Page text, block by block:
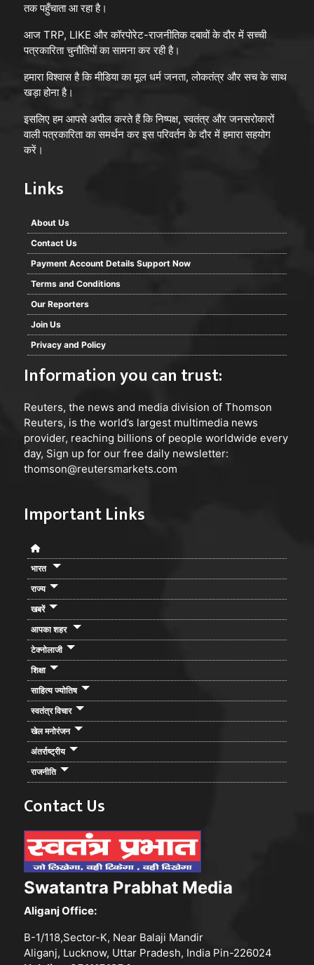
तक पहुँचाता आ रहा है।
आज TRP, LIKE और कॉरपोरेट-राजनीतिक दबावों के दौर में सच्ची
पत्रकारिता चुनौतियों का सामना कर रही है।
हमारा विश्वास है कि मीडिया का मूल धर्म जनता, लोकतंत्र और सच के साथ
खड़ा होना है।
इसलिए हम आपसे अपील करते हैं कि निष्पक्ष, स्वतंत्र और जनसरोकारों
वाली पत्रकारिता का समर्थन कर इस परिवर्तन के दौर में हमारा सहयोग
करें।
Links
About Us
Contact Us
Payment Account Details Support Now
Terms and Conditions
Our Reporters
Join Us
Privacy and Policy
Information you can trust:
Reuters, the news and media division of Thomson
Reuters, is the world’s largest multimedia news
provider, reaching billions of people worldwide every
day, Sign up for our free daily newsletter:
thomson@reutersmarkets.com
Important Links
भारत
राज्य
खबरें
आपका शहर
टेक्नोलाजी
शिक्षा
साहित्य ज्योतिष
स्वतंत्र विचार
खेल मनोरंजन
अंतर्राष्ट्रीय
राजनीति
Contact Us
Swatantra Prabhat Media
Aliganj Office:
B-1/118,Sector-K, Near Balaji Mandir
Aliganj, Lucknow, Uttar Pradesh, India Pin-226024